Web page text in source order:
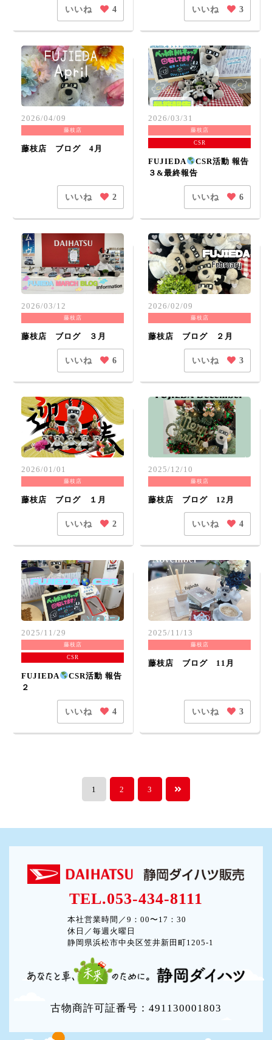
いいね 4 いいね 3
2026/04/09
藤枝店
藤枝店 ブログ 4月
いいね 2
2026/03/31
藤枝店
CSR
FUJIEDA
CSR活動 報告
３&最終報告
いいね 6
2026/03/12
藤枝店
藤枝店 ブログ ３月
いいね 6
2026/02/09
藤枝店
藤枝店 ブログ ２月
いいね 3
2026/01/01
藤枝店
藤枝店 ブログ １月
いいね 2
2025/12/10
藤枝店
藤枝店 ブログ 12月
いいね 4
2025/11/29
藤枝店
CSR
FUJIEDA
CSR活動 報告
２
いいね 4
2025/11/13
藤枝店
藤枝店 ブログ 11月
いいね 3
1 2 3
TEL.053-434-8111
本社営業時間／9：00〜17：30
休日／毎週火曜日
静岡県浜松市中央区笠井新田町1205-1
古物商許可証番号：491130001803